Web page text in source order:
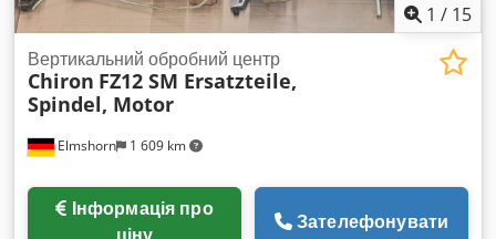
1 / 15
Elmshorn 1 609 km
Вертикальний обробний центр
Chiron FZ12 SM Ersatzteile,
Spindel, Motor
Зателефонувати